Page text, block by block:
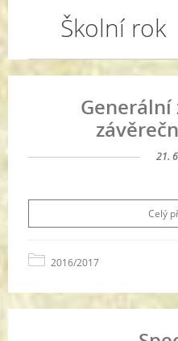
Školní rok
Generální
21.
Celý
2016/2017